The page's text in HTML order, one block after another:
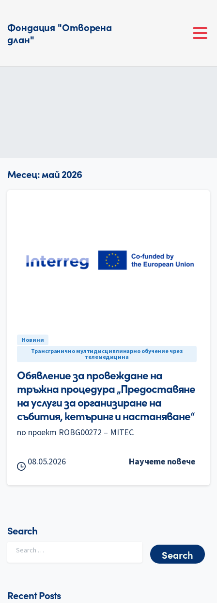
Фондация "Отворена
длан"
Месец:май 2026
Новини
Трансгранично мултидисциплинарно обучение чрез
телемедицина
Обявление за провеждане на
тръжна процедура „Предоставяне
на услуги за организиране на
събития, кетъринг и настаняване“
по проект ROBG00272 – MITEC
08.05.2026 Научете повече
Search
Search for:
Recent Posts